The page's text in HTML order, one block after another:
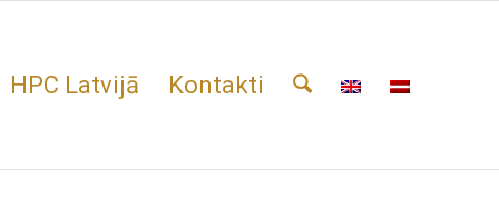
HPC Latvijā Kontakti